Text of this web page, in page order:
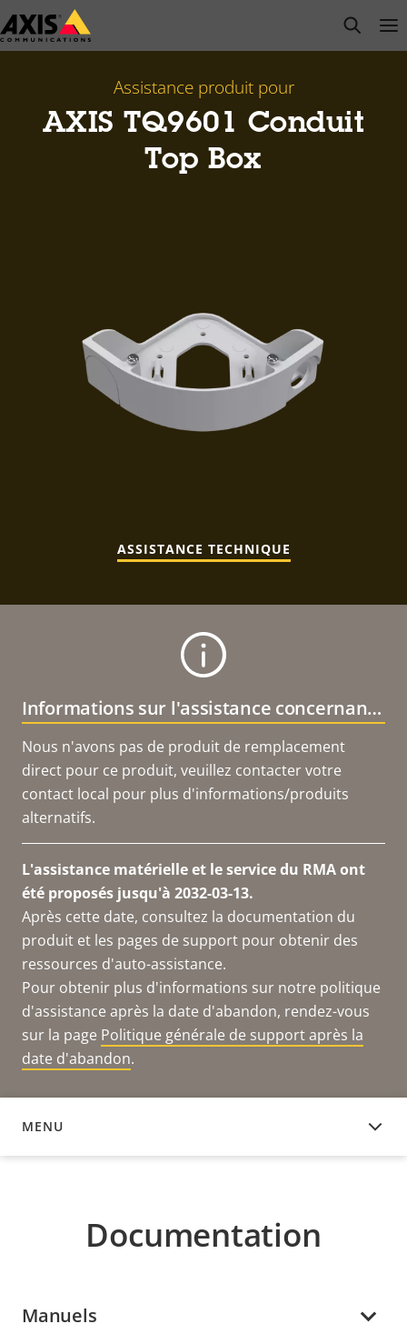
Passer
au
open
Assistance produit pour
​AXIS TQ9601 Conduit
Top Box
ASSISTANCE TECHNIQUE
Informations sur l'assistance concernant le produit
Nous n'avons pas de produit de remplacement
direct pour ce produit, veuillez contacter votre
contact local pour plus d'informations/produits
alternatifs.
L'assistance matérielle et le service du RMA ont
été proposés jusqu'à 2032-03-13.
Après cette date, consultez la documentation du
produit et les pages de support pour obtenir des
ressources d'auto-assistance.
Pour obtenir plus d'informations sur notre politique
d'assistance après la date d'abandon, rendez-vous
sur la page Politique générale de support après la
date d'abandon.
MENU
DOCUMENTATION
Documentation
Manuels